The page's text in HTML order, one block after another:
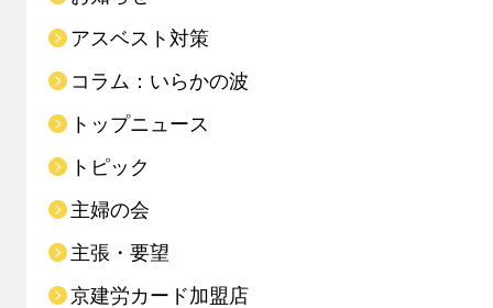
アスベスト対策
コラム：いらかの波
トップニュース
トピック
主婦の会
主張・要望
京建労カード加盟店